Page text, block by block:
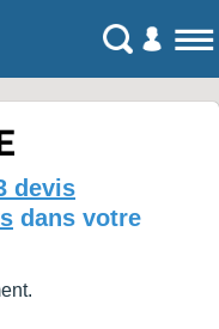
devis
dans votre